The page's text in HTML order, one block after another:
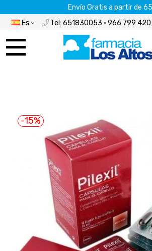
Envío Gratis a partir de
Es Tel: 651830053 · 966 799 420
-15%